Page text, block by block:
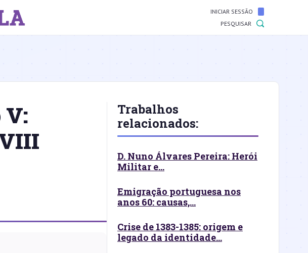
INICIAR SESSÃO
PESQUISAR
V:
Trabalhos
relacionados:
D. Nuno Álvares Pereira: Herói
Militar e...
Emigração portuguesa nos
anos 60: causas,...
Crise de 1383-1385: origem e
legado da identidade...